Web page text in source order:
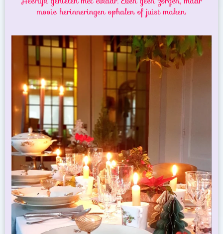
mooie herinneringen ophalen of juist maken.